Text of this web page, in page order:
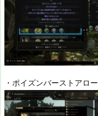
・ポイズンバーストアロー